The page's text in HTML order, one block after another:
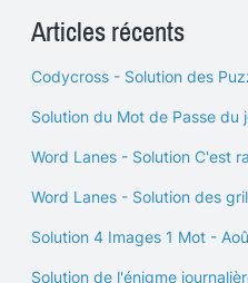
Articles récents
Codycross - Solution des
Solution du Mot de Passe du
Word Lanes - Solution C'est
Word Lanes - Solution des
Solution 4 Images 1 Mot -
Solution de l'énigme